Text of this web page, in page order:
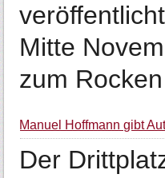
Mitte
zum
Manuel Hoffmann gibt
Der